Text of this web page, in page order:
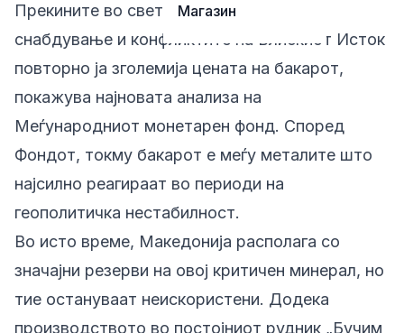
Магазин
Прекините во светските синџири на
снабдување и конфликтите на Блискиот Исток
повторно ја зголемија цената на бакарот,
покажува најновата анализа на
Меѓународниот монетарен фонд. Според
Фондот, токму бакарот е меѓу металите што
најсилно реагираат во периоди на
геополитичка нестабилност.
Во исто време, Македонија располага со
значајни резерви на овој критичен минерал, но
тие остануваат неискористени. Додека
производството во постојниот рудник „Бучим